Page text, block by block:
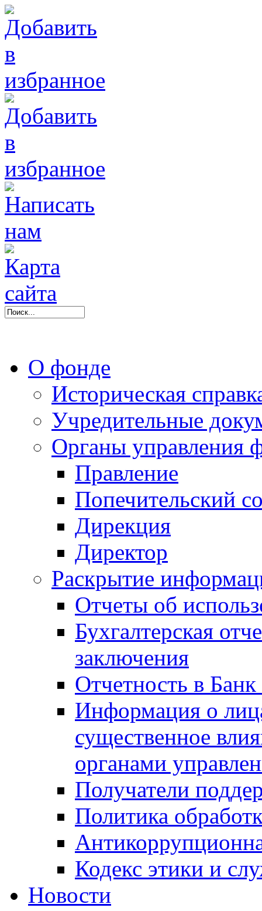
О фонде
Историческая
Учредительные
Органы управления
Правление
Попечительский
Дирекция
Директор
Раскрытие
Отчеты об
Бухгалтерская
заключения
Отчетность в
Информация о
существенное
органами
Получатели
Политика
Кодекс этики и
Новости